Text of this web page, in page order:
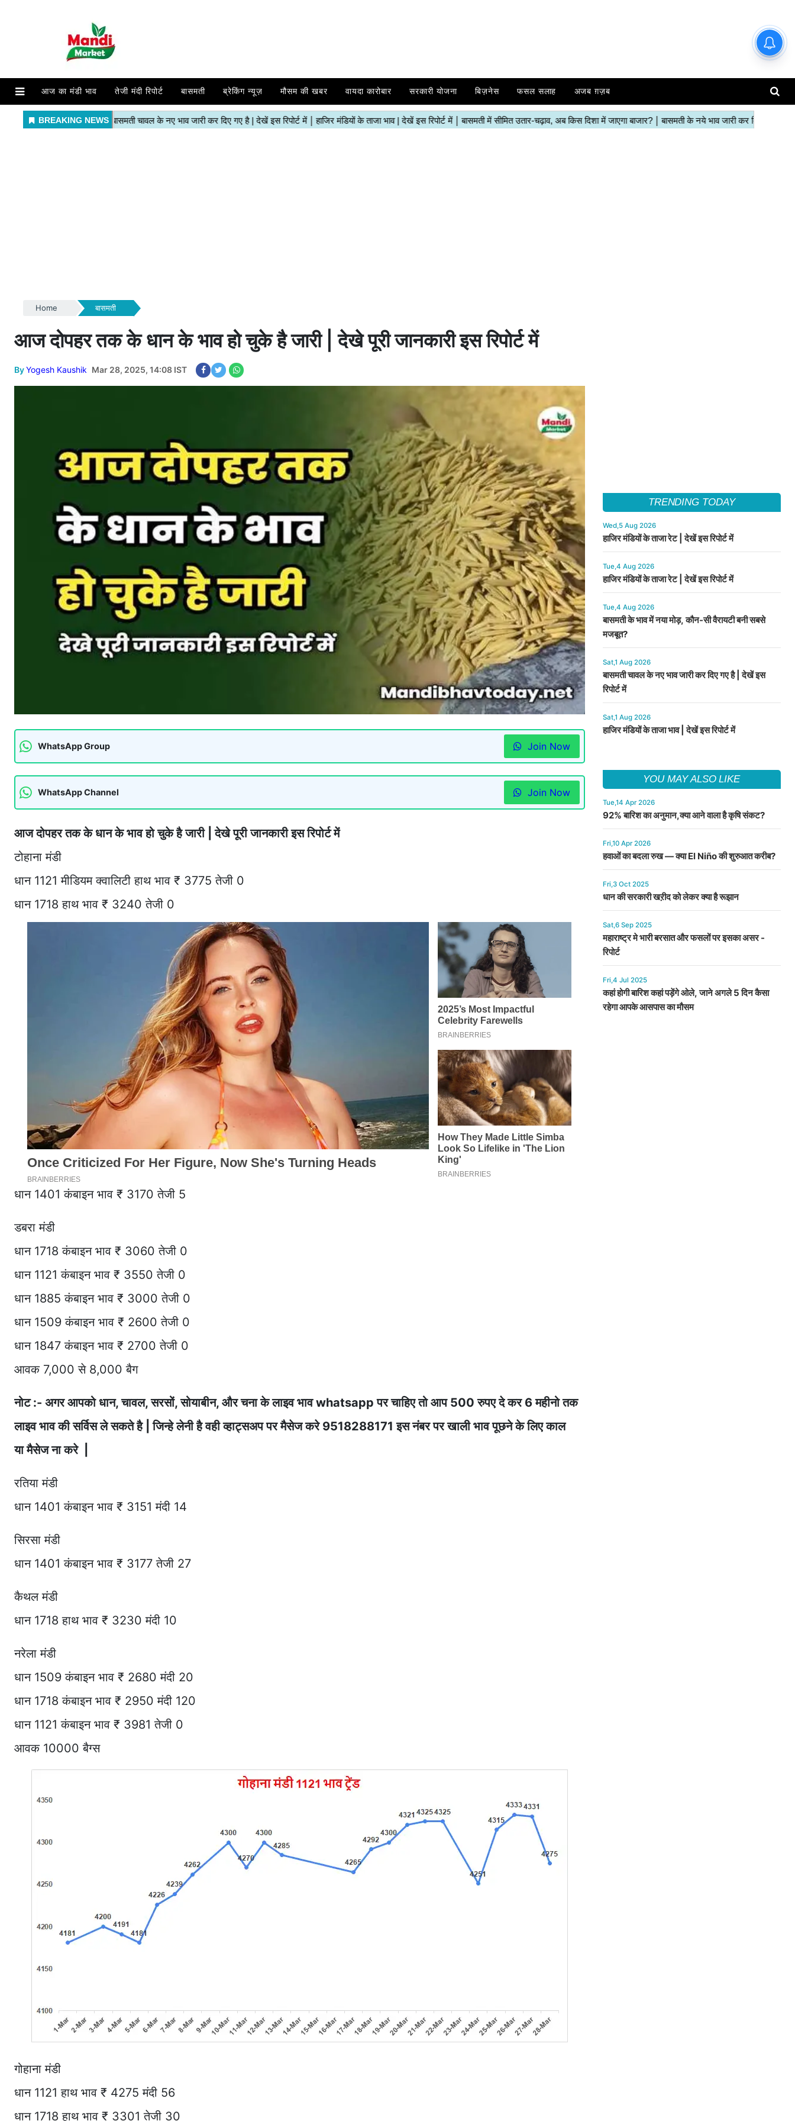
आज का मंडी भाव तेजी मंदी रिपोर्ट बासमती ब्रेकिंग न्यूज़ मौसम की खबर वायदा कारोबार सरकारी योजना बिज़नेस फसल सलाह अजब ग़ज़ब
Home बासमती
आज दोपहर तक के धान के भाव हो चुके है जारी | देखे पूरी जानकारी इस रिपोर्ट में
ByYogesh Kaushik Mar 28, 2025, 14:08 IST
WhatsApp Group Join Now
WhatsApp Channel Join Now
आज दोपहर तक के धान के भाव हो चुके है जारी | देखे पूरी जानकारी इस रिपोर्ट में
टोहाना मंडी
धान 1121 मीडियम क्वालिटी हाथ भाव ₹ 3775 तेजी 0
धान 1718 हाथ भाव ₹ 3240 तेजी 0
धान 1401 कंबाइन भाव ₹ 3170 तेजी 5
डबरा मंडी
धान 1718 कंबाइन भाव ₹ 3060 तेजी 0
धान 1121 कंबाइन भाव ₹ 3550 तेजी 0
धान 1885 कंबाइन भाव ₹ 3000 तेजी 0
धान 1509 कंबाइन भाव ₹ 2600 तेजी 0
धान 1847 कंबाइन भाव ₹ 2700 तेजी 0
आवक 7,000 से 8,000 बैग
नोट :- अगर आपको धान, चावल, सरसों, सोयाबीन, और चना के लाइव भाव whatsapp पर चाहिए तो आप 500 रुपए दे कर 6 महीनो तक
लाइव भाव की सर्विस ले सकते है | जिन्हे लेनी है वही व्हाट्सअप पर मैसेज करे 9518288171 इस नंबर पर खाली भाव पूछने के लिए काल
या मैसेज ना करे |
रतिया मंडी
धान 1401 कंबाइन भाव ₹ 3151 मंदी 14
सिरसा मंडी
धान 1401 कंबाइन भाव ₹ 3177 तेजी 27
कैथल मंडी
धान 1718 हाथ भाव ₹ 3230 मंदी 10
नरेला मंडी
धान 1509 कंबाइन भाव ₹ 2680 मंदी 20
धान 1718 कंबाइन भाव ₹ 2950 मंदी 120
धान 1121 कंबाइन भाव ₹ 3981 तेजी 0
आवक 10000 बैग्स
गोहाना मंडी
धान 1121 हाथ भाव ₹ 4275 मंदी 56
धान 1718 हाथ भाव ₹ 3301 तेजी 30
TRENDING TODAY
Wed,5 Aug 2026
हाजिर मंडियों के ताजा रेट | देखें इस रिपोर्ट में
Tue,4 Aug 2026
हाजिर मंडियों के ताजा रेट | देखें इस रिपोर्ट में
Tue,4 Aug 2026
बासमती के भाव में नया मोड़, कौन-सी वैरायटी बनी सबसे
मजबूत?
Sat,1 Aug 2026
बासमती चावल के नए भाव जारी कर दिए गए है | देखें इस
रिपोर्ट में
Sat,1 Aug 2026
हाजिर मंडियों के ताजा भाव | देखें इस रिपोर्ट में
YOU MAY ALSO LIKE
Tue,14 Apr 2026
92% बारिश का अनुमान,क्या आने वाला है कृषि संकट?
Fri,10 Apr 2026
हवाओं का बदला रुख — क्या El Niño की शुरुआत करीब?
Fri,3 Oct 2025
धान की सरकारी खऱीद को लेकर क्या है रूझान
Sat,6 Sep 2025
महाराष्ट्र मे भारी बरसात और फसलों पर इसका असर -
रिपोर्ट
Fri,4 Jul 2025
कहां होगी बारिश कहां पड़ेंगे ओले, जाने अगले 5 दिन कैसा
रहेगा आपके आसपास का मौसम